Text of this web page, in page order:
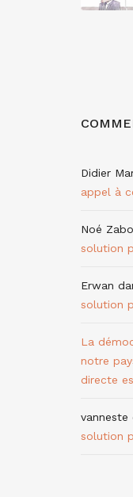
Didier
appel à
Noé
solution
Erwan
solution
La
notre
directe
vanneste
solution